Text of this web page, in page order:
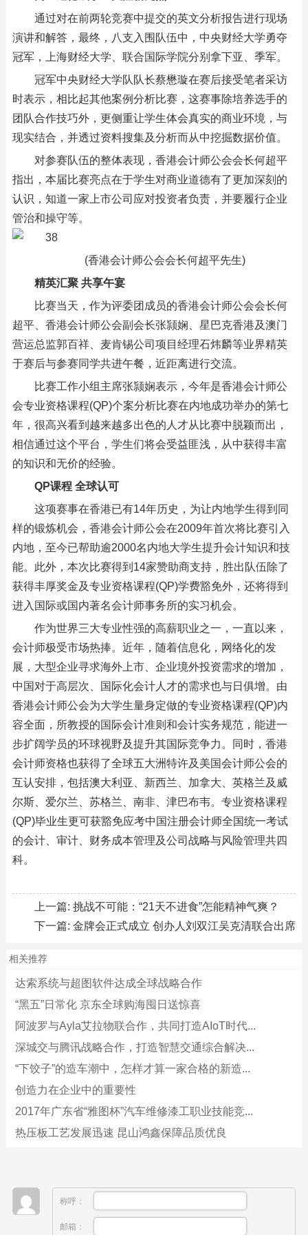
通过对在前两轮竞赛中提交的英文分析报告进行现场
演讲和解答，最终，八支入围队伍中，中央财经大学勇夺
冠军，上海财经大学、联合国际学院分别拿下亚、季军。
冠军中央财经大学队队长蔡懋璇在赛后接受笔者采访
时表示，相比起其他案例分析比赛，这赛事除培养选手的
团队合作技巧外，更侧重让学生体会真实的商业环境，与
现实结合，并透过资料搜集及分析而从中挖掘数据价值。
对参赛队伍的整体表现，香港会计师公会会长何超平
指出，本届比赛亮点在于学生对商业道德有了更加深刻的
认识，知道一家上市公司应对投资者负责，并要履行企业
管治和操守等。
(香港会计师公会会长何超平先生)
精英汇聚 共享午宴
比赛当天，作为评委团成员的香港会计师公会会长何
超平、香港会计师公会副会长张颕娴、星巴克香港及澳门
营运总监郭百祥、麦肯锡公司项目经理石炜麟等业界精英
于赛后与参赛同学共进午餐，近距离进行交流。
比赛工作小组主席张颕娴表示，今年是香港会计师公
会专业资格课程(QP)个案分析比赛在内地成功举办的第七
年，很高兴看到越来越多出色的人才从比赛中脱颖而出，
相信通过这个平台，学生们将会受益匪浅，从中获得丰富
的知识和无价的经验。
QP课程 全球认可
这项赛事在香港已有14年历史，为让内地学生得到同
样的锻炼机会，香港会计师公会在2009年首次将比赛引入
内地，至今已帮助逾2000名内地大学生提升会计知识和技
能。此外，本次比赛得到14家赞助商支持，胜出队伍除了
获得丰厚奖金及专业资格课程(QP)学费豁免外，还将得到
进入国际或国内著名会计师事务所的实习机会。
作为世界三大专业性强的高薪职业之一，一直以来，
会计师极受市场热捧。近年，随着信息化，网络化的发
展，大型企业寻求海外上市、企业境外投资需求的增加，
中国对于高层次、国际化会计人才的需求也与日俱增。由
香港会计师公会为大学生量身定做的专业资格课程(QP)内
容全面，所教授的国际会计准则和会计实务规范，能进一
步扩阔学员的环球视野及提升其国际竞争力。同时，香港
会计师资格也获得了全球五大洲特许及美国会计师公会的
互认安排，包括澳大利亚、新西兰、加拿大、英格兰及威
尔斯、爱尔兰、苏格兰、南非、津巴布韦。专业资格课程
(QP)毕业生更可获豁免应考中国注册会计师全国统一考试
的会计、审计、财务成本管理及公司战略与风险管理共四
科。
上一篇: 挑战不可能：“21天不进食”怎能精神气爽？
下一篇: 金牌会正式成立 创办人刘双江吴克清联合出席
相关推荐
达索系统与超图软件达成全球战略合作
“黑五”日常化 京东全球购海囤日送惊喜
阿波罗与Ayla艾拉物联合作，共同打造AIoT时代...
深城交与腾讯战略合作，打造智慧交通综合解决...
“下饺子”的造车潮中，怎样才算一家合格的新造...
创造力在企业中的重要性
2017年广东省“雅图杯”汽车维修漆工职业技能竞...
热压板工艺发展迅速 昆山鸿鑫保障品质优良
称呼：
邮箱：